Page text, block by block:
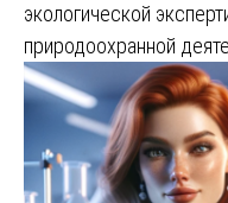
экологической
природоохранной